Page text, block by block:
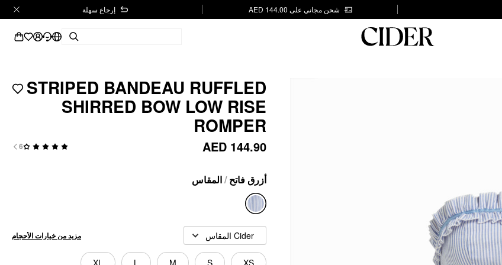
شحن مجاني على AED 144.00 إرجاع سهلة
STRIPED BANDEAU RUFFLED
SHIRRED BOW LOW RISE
ROMPER
AED 144.90
6
أزرق فاتح /المقاس
Cider المقاس مزيد من خيارات الأحجام
XS
S
M
L
XL